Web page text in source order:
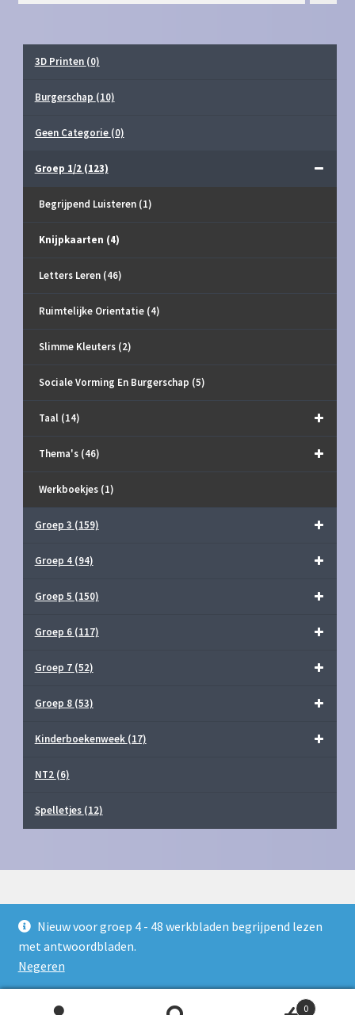
Nieuw voor groep 4 - 48 werkbladen begrijpend lezen
met antwoordbladen.
Negeren
3D Printen (0)
Burgerschap (10)
Geen Categorie (0)
Groep 1/2 (123)
Begrijpend Luisteren (1)
Knijpkaarten (4)
Letters Leren (46)
Ruimtelijke Orientatie (4)
Slimme Kleuters (2)
Sociale Vorming En Burgerschap (5)
Taal (14)
Thema's (46)
Werkboekjes (1)
Groep 3 (159)
Groep 4 (94)
Groep 5 (150)
Groep 6 (117)
Groep 7 (52)
Groep 8 (53)
Kinderboekenweek (17)
NT2 (6)
Spelletjes (12)
© Juf Milou Webshop 2026
Privacy Policy
Gebouwd met WooCommerce
0